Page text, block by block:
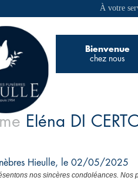
À votre
Bienvenue
chez nous
Eléna DI
Hieulle, le 02/05/2025
nos sincères condoléances. Nos